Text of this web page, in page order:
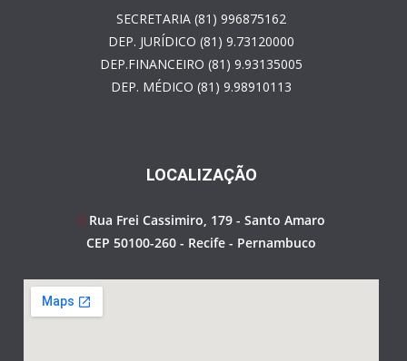
SECRETARIA (81) 996875162
DEP. JURÍDICO (81) 9.73120000
DEP.FINANCEIRO (81) 9.93135005
DEP. MÉDICO (81) 9.98910113
LOCALIZAÇÃO
Rua Frei Cassimiro, 179 - Santo Amaro
CEP 50100-260 - Recife - Pernambuco